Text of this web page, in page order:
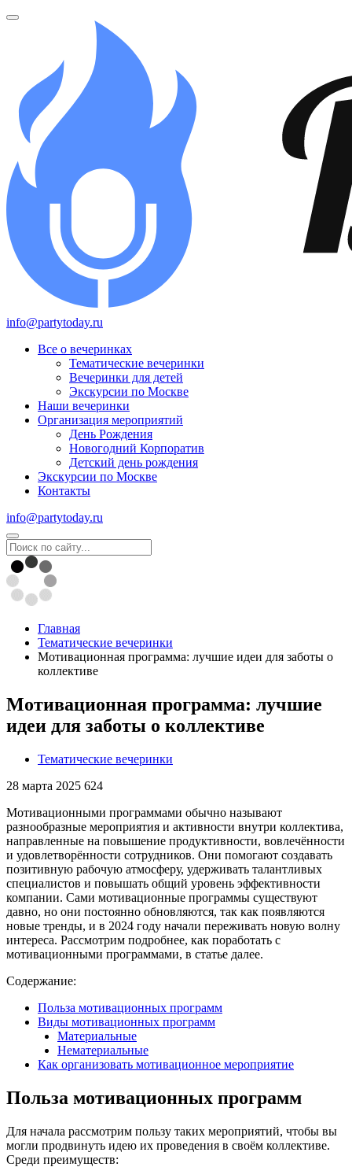
info@partytoday.ru
Все о вечеринках
Тематические вечеринки
Вечеринки для детей
Экскурсии по Москве
Наши вечеринки
Организация мероприятий
День Рождения
Новогодний Корпоратив
Детский день рождения
Экскурсии по Москве
Контакты
info@partytoday.ru
Главная
Тематические вечеринки
Мотивационная программа: лучшие идеи для заботы о
коллективе
Мотивационная программа: лучшие
идеи для заботы о коллективе
Тематические вечеринки
28 марта 2025 624
Мотивационными программами обычно называют
разнообразные мероприятия и активности внутри коллектива,
направленные на повышение продуктивности, вовлечённости
и удовлетворённости сотрудников. Они помогают создавать
позитивную рабочую атмосферу, удерживать талантливых
специалистов и повышать общий уровень эффективности
компании. Сами мотивационные программы существуют
давно, но они постоянно обновляются, так как появляются
новые тренды, и в 2024 году начали переживать новую волну
интереса. Рассмотрим подробнее, как поработать с
мотивационными программами, в статье далее.
Содержание:
Польза мотивационных программ
Виды мотивационных программ
Материальные
Нематериальные
Как организовать мотивационное мероприятие
Польза мотивационных программ
Для начала рассмотрим пользу таких мероприятий, чтобы вы
могли продвинуть идею их проведения в своём коллективе.
Среди преимуществ: